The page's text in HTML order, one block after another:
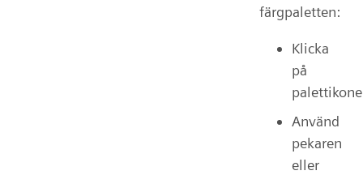
färgpaletten:
Klicka
på
Använd
pekaren
eller